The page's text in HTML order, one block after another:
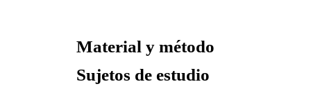
Material y método
Sujetos de estudio